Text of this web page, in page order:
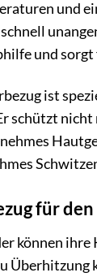
und
und
ist
schützt
für
können